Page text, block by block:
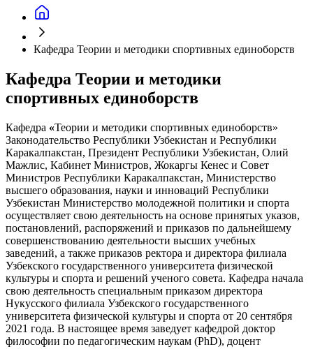
Кафедра Теории и методики спортивных единоборств
Кафедра Теории и методики
спортивных единоборств
Кафедра «Теории и методики спортивных единоборств»
Законодательство Республики Узбекистан и Республики
Каракалпакстан, Президент Республики Узбекистан, Олий
Мажлис, Кабинет Министров, Жокаргы Кенес и Совет
Министров Республики Каракалпакстан, Министерство
высшего образования, науки и инноваций Республики
Узбекистан Министерство молодежной политики и спорта
осуществляет свою деятельность на основе принятых указов,
постановлений, распоряжений и приказов по дальнейшему
совершенствованию деятельности высших учебных
заведений, а также приказов ректора и директора филиала
Узбекского государственного университета физической
культуры и спорта и решений ученого совета. Кафедра начала
свою деятельность специальным приказом директора
Нукусского филиала Узбекского государственного
университета физической культуры и спорта от 20 сентября
2021 года. В настоящее время заведует кафедрой доктор
философии по педагогическим наукам (PhD), доцент